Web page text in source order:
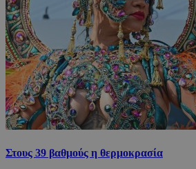
Στους 39 βαθμούς η θερμοκρασία